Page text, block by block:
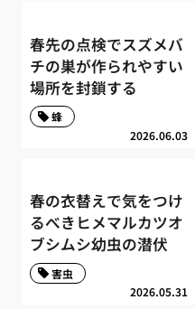
春先の点検でスズメバ
チの巣が作られやすい
場所を封鎖する
2026.06.03
蜂
春の衣替えで気をつけ
るべきヒメマルカツオ
ブシムシ幼虫の潜伏
2026.05.31
害虫